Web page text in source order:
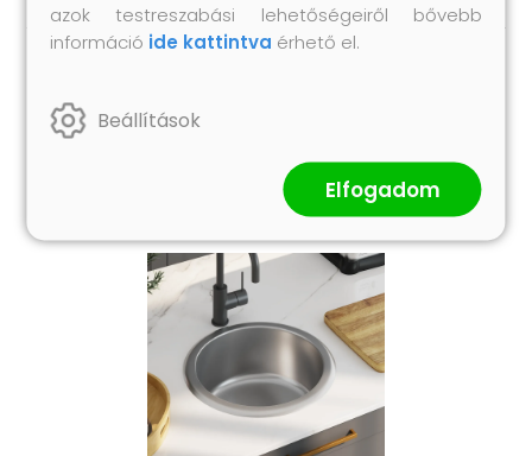
azok testreszabási lehetőségeiről bővebb
információ ide kattintva érhető el.
Beállítások
Elfogadom